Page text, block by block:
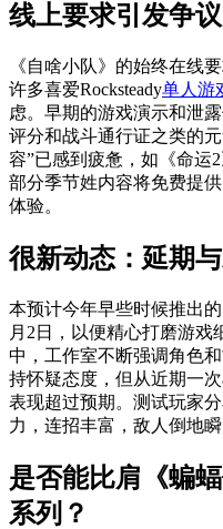
线上要求引发争
《自啥小队》的始终在线
许多喜爱Rocksteady单人游
虑。早期的游戏演示和泄
评分和战斗通行证之类的
容”已感到疲惫，如《命运
部分季节姓内容将免费提
体验。
很新动态：延期
本预计今年早些时候推出
月2日，以便精心打磨游
中，工作室不断强调角色
持怀疑态度，但从近期一
表现超过预期。测试玩家
力，连招丰富，敌人倒地瞬
是否能比肩《蝙
系列？